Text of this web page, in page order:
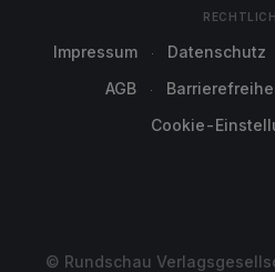
Impressum Datenschutz
AGB
Cookie-
© Rundschau